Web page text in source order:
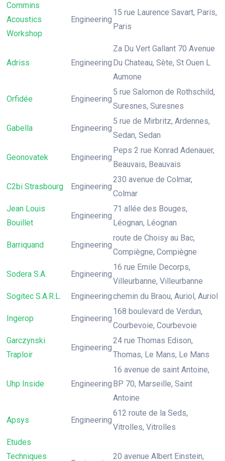
Commins
Acoustics
Workshop
Engineering
15 rue Laurence Savart, Paris,
Paris
Adriss Engineering
Za Du Vert Gallant 70 Avenue
Du Chateau, Sète, St Ouen L
Aumone
Orfidée Engineering
5 rue Salomon de Rothschild,
Suresnes, Suresnes
Gabella Engineering
5 rue de Mirbritz, Ardennes,
Sedan, Sedan
Geonovatek Engineering
Peps 2 rue Konrad Adenauer,
Beauvais, Beauvais
C2bi Strasbourg Engineering
230 avenue de Colmar,
Colmar
Jean Louis
Bouillet
Engineering
71 allée des Bouges,
Léognan, Léognan
Barriquand Engineering
route de Choisy au Bac,
Compiègne, Compiègne
Sodera S.A. Engineering
16 rue Emile Decorps,
Villeurbanne, Villeurbanne
Sogitec S.A.R.L.
Engineeringchemin du Braou, Auriol, Auriol
Ingerop Engineering
168 boulevard de Verdun,
Courbevoie, Courbevoie
Garczynski
Traploir
Engineering
24 rue Thomas Edison,
Thomas, Le Mans, Le Mans
Uhp Inside Engineering
16 avenue de saint Antoine,
BP 70, Marseille, Saint
Antoine
Apsys Engineering
612 route de la Seds,
Vitrolles, Vitrolles
Etudes
Techniques
20 avenue Albert Einstein,